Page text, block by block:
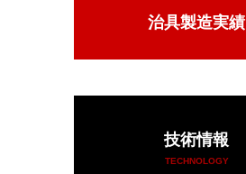
治具製造実績
技術情報
TECHNOLOGY